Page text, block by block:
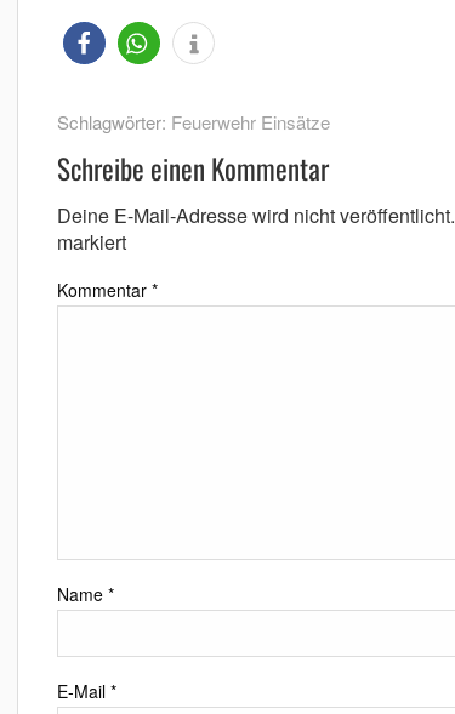
Schlagwörter: Feuerwehr Einsätze
Schreibe einen Kommentar
Deine E-Mail-Adresse wird nicht veröffentlicht.
markiert
Kommentar *
Name *
E-Mail *